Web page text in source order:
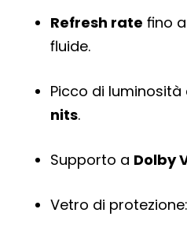
Refresh rate fino
fluide.
Picco di
nits.
Supporto a Dolby
Vetro di protezione: